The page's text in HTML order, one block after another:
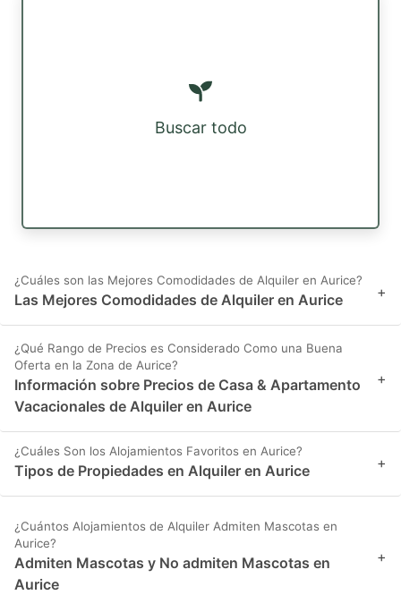
Buscar todo
¿Cuáles son las Mejores Comodidades de Alquiler en Aurice?
Las Mejores Comodidades de Alquiler en Aurice +
¿Qué Rango de Precios es Considerado Como una Buena
Oferta en la Zona de Aurice?
Información sobre Precios de Casa & Apartamento
Vacacionales de Alquiler en Aurice
+
¿Cuáles Son los Alojamientos Favoritos en Aurice?
Tipos de Propiedades en Alquiler en Aurice +
¿Cuántos Alojamientos de Alquiler Admiten Mascotas en
Aurice?
Admiten Mascotas y No admiten Mascotas en
Aurice
+